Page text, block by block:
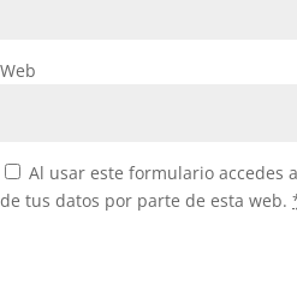
Web
Al usar este formulario accedes
de tus datos por parte de esta web.